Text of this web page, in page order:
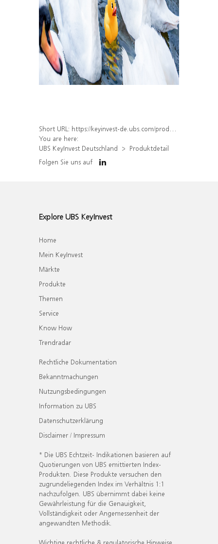
Short URL: https://keyinvest-de.ubs.com/produkt/detail/index/isin/DE000WA5Y5R8
You are here:
UBS KeyInvest Deutschland
Produktdetail
Folgen Sie uns auf
Explore UBS KeyInvest
Home
Mein KeyInvest
Märkte
Produkte
Themen
Service
Know How
Trendradar
Rechtliche Dokumentation
Bekanntmachungen
Nutzungsbedingungen
Information zu UBS
Datenschutzerklärung
Disclaimer / Impressum
* Die UBS Echtzeit- Indikationen basieren auf
Quotierungen von UBS emittierten Index-
Produkten. Diese Produkte versuchen den
zugrundeliegenden Index im Verhältnis 1:1
nachzufolgen. UBS übernimmt dabei keine
Gewährleistung für die Genauigkeit,
Vollständigkeit oder Angemessenheit der
angewandten Methodik.